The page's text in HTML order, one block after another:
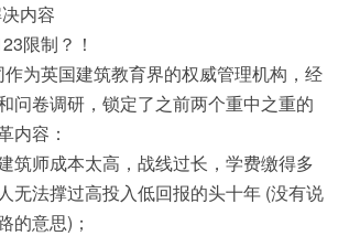
内容
限制？！
为英国建筑教育界的权威管理机构，经
问卷调研，锁定了之前两个重中之重的
内容：
筑师成本太高，战线过长，学费缴得多
无法撑过高投入低回报的头十年 (没有说
的意思)；